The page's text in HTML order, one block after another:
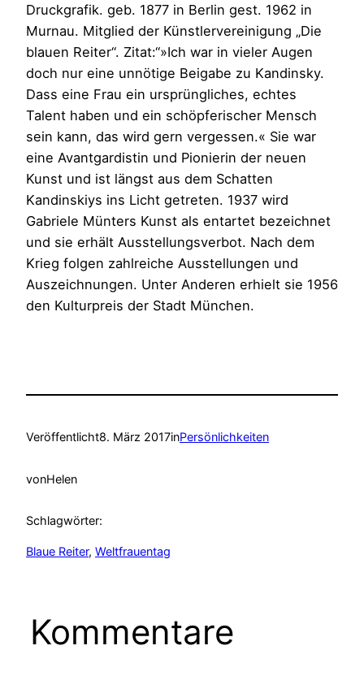
Druckgrafik. geb. 1877 in Berlin gest. 1962 in
Murnau. Mitglied der Künstlervereinigung „Die
blauen Reiter“. Zitat:“»Ich war in vieler Augen
doch nur eine unnötige Beigabe zu Kandinsky.
Dass eine Frau ein ursprüngliches, echtes
Talent haben und ein schöpferischer Mensch
sein kann, das wird gern vergessen.« Sie war
eine Avantgardistin und Pionierin der neuen
Kunst und ist längst aus dem Schatten
Kandinskiys ins Licht getreten. 1937 wird
Gabriele Münters Kunst als entartet bezeichnet
und sie erhält Ausstellungsverbot. Nach dem
Krieg folgen zahlreiche Ausstellungen und
Auszeichnungen. Unter Anderen erhielt sie 1956
den Kulturpreis der Stadt München.
Veröffentlicht8. März 2017inPersönlichkeiten
vonHelen
Schlagwörter:
Blaue Reiter, Weltfrauentag
Kommentare